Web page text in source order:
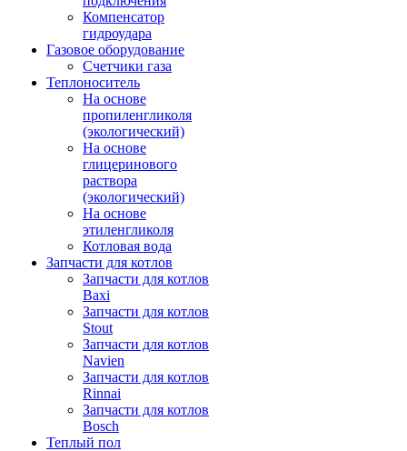
Компенсатор
гидроудара
Газовое оборудование
Счетчики газа
Теплоноситель
На основе
пропиленгликоля
(экологический)
На основе
глицеринового
раствора
(экологический)
На основе
этиленгликоля
Котловая вода
Запчасти для котлов
Запчасти для котлов
Baxi
Запчасти для котлов
Stout
Запчасти для котлов
Navien
Запчасти для котлов
Rinnai
Запчасти для котлов
Bosch
Теплый пол